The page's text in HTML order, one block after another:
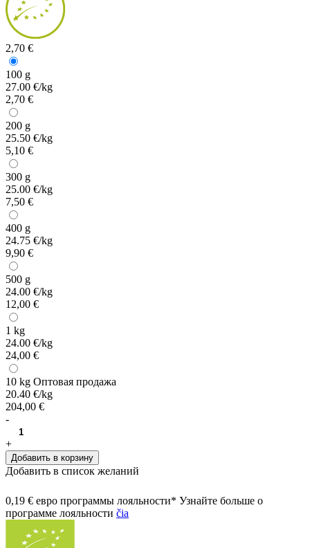
2,70 €
100 g
27.00 €/kg
2,70 €
200 g
25.50 €/kg
5,10 €
300 g
25.00 €/kg
7,50 €
400 g
24.75 €/kg
9,90 €
500 g
24.00 €/kg
12,00 €
1 kg
24.00 €/kg
24,00 €
10 kg Оптовая продажа
20.40 €/kg
204,00 €
-
+
Добавить в корзину
Добавить в список желаний
0,19 € евро программы лояльности* Узнайте больше о
программе лояльности čia